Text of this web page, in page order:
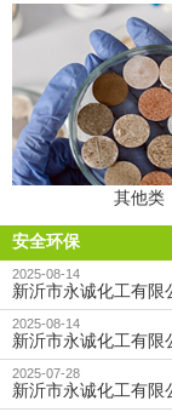
其他类
安全环保
2025-08-14
新沂市永诚化工有限
2025-08-14
新沂市永诚化工有限
2025-07-28
新沂市永诚化工有限